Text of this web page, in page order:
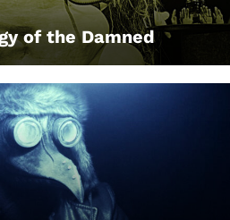
of the Damned